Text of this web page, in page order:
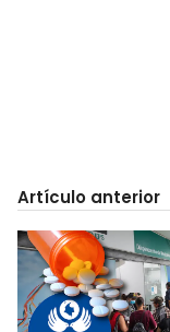
Artículo anterior